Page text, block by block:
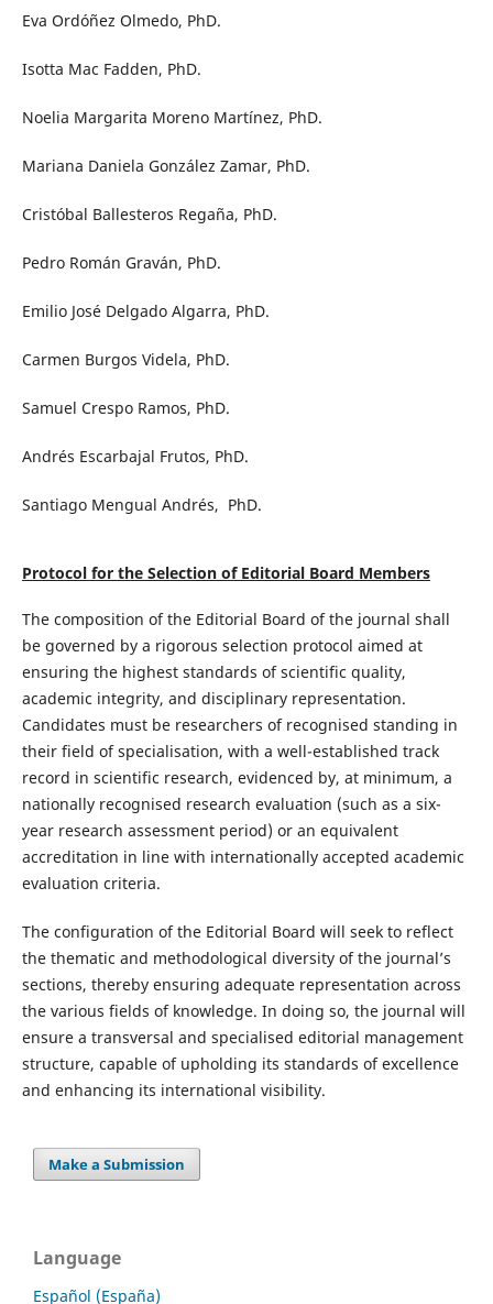
Eva Ordóñez Olmedo, PhD.
Isotta Mac Fadden, PhD.
Noelia Margarita Moreno Martínez, PhD.
Mariana Daniela González Zamar, PhD.
Cristóbal Ballesteros Regaña, PhD.
Pedro Román Graván, PhD.
Emilio José Delgado Algarra, PhD.
Carmen Burgos Videla, PhD.
Samuel Crespo Ramos, PhD.
Andrés Escarbajal Frutos, PhD.
Santiago Mengual Andrés, PhD.
Protocol for the Selection of Editorial Board Members
The composition of the Editorial Board of the journal shall
be governed by a rigorous selection protocol aimed at
ensuring the highest standards of scientific quality,
academic integrity, and disciplinary representation.
Candidates must be researchers of recognised standing in
their field of specialisation, with a well-established track
record in scientific research, evidenced by, at minimum, a
nationally recognised research evaluation (such as a six-
year research assessment period) or an equivalent
accreditation in line with internationally accepted academic
evaluation criteria.
The configuration of the Editorial Board will seek to reflect
the thematic and methodological diversity of the journal’s
sections, thereby ensuring adequate representation across
the various fields of knowledge. In doing so, the journal will
ensure a transversal and specialised editorial management
structure, capable of upholding its standards of excellence
and enhancing its international visibility.
Make a Submission
Language
Español (España)